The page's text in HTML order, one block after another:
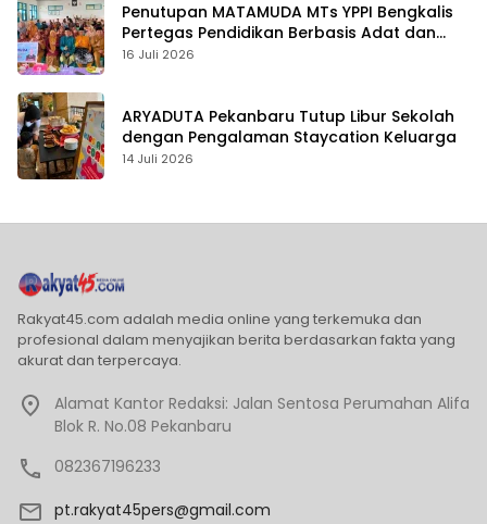
Penutupan MATAMUDA MTs YPPI Bengkalis
Pertegas Pendidikan Berbasis Adat dan
Karakter
16 Juli 2026
ARYADUTA Pekanbaru Tutup Libur Sekolah
dengan Pengalaman Staycation Keluarga
14 Juli 2026
Rakyat45.com adalah media online yang terkemuka dan
profesional dalam menyajikan berita berdasarkan fakta yang
akurat dan terpercaya.
Alamat Kantor Redaksi: Jalan Sentosa Perumahan Alifa
Blok R. No.08 Pekanbaru
082367196233
pt.rakyat45pers@gmail.com